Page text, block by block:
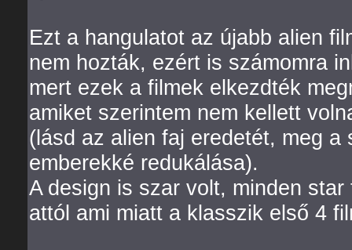
Ezt a hangulatot az újabb alien
nem hozták, ezért is számomra
mert ezek a filmek elkezdték
amiket szerintem nem kellett
(lásd az alien faj eredetét, meg
emberekké redukálása).
A design is szar volt, minden
attól ami miatt a klasszik első 4